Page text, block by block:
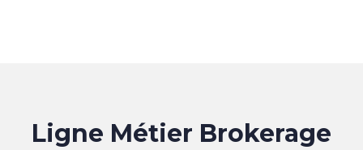
Ligne Métier Brokerage